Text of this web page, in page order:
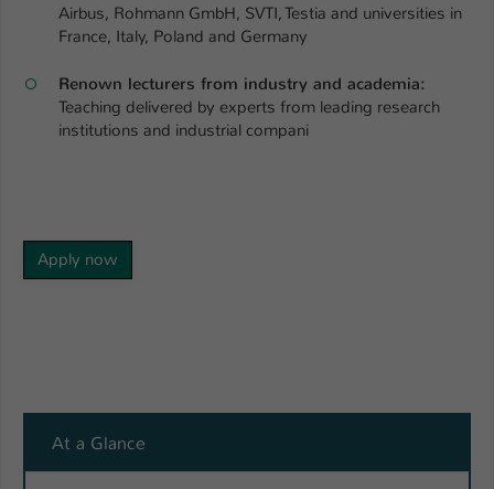
Airbus, Rohmann GmbH, SVTI, Testia and universities in
France, Italy, Poland and Germany
Renown lecturers from industry and academia:
Teaching delivered by experts from leading research
institutions and industrial compani
Apply now
At a Glance
Zweck
eines Intranet-Logins die Session-ID. So
kann der eingeloggte Benutzer
Zugang zu geschützten Bereichen
gewährt.
Laufzeit